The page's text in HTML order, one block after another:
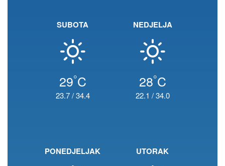
SUBOTA
29°C
23.7/34.4
NEDJELJA
28°C
22.1 /34.0
PONEDJELJAK UTORAK